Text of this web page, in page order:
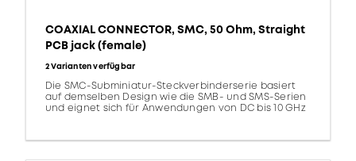
COAXIAL CONNECTOR, SMC, 50 Ohm, Straight
PCB jack (female)
2 Varianten verfügbar
Die SMC-Subminiatur-Steckverbinderserie basiert
auf demselben Design wie die SMB- und SMS-Serien
und eignet sich für Anwendungen von DC bis 10 GHz